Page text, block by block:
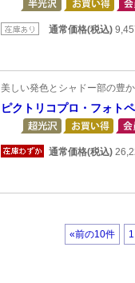
通常価格(税込)
美しい発色とシャドー部の豊
ピクトリコプロ・フォト
通常価格(税込)
«前の10件 1